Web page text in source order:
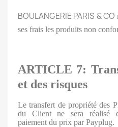
BOULANGERIE PARIS & CO
ses frais les produits non
ARTICLE 7:
et des risques
Le transfert de propriété des
du Client ne sera réalisé
paiement du prix par Payplug.